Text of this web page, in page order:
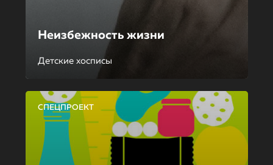
Неизбежность жизни
Детские хосписы
СПЕЦПРОЕКТ